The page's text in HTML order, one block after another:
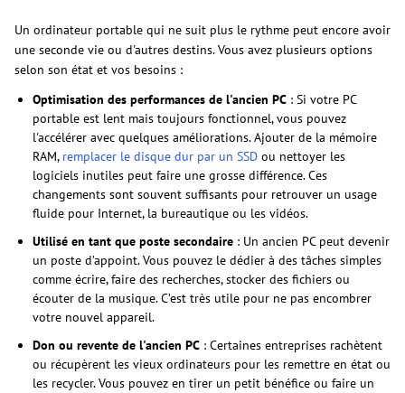
Un ordinateur portable qui ne suit plus le rythme peut encore avoir
une seconde vie ou d'autres destins. Vous avez plusieurs options
selon son état et vos besoins :
Optimisation des performances de l'ancien PC : Si votre PC
portable est lent mais toujours fonctionnel, vous pouvez
l'accélérer avec quelques améliorations. Ajouter de la mémoire
RAM, remplacer le disque dur par un SSD ou nettoyer les
logiciels inutiles peut faire une grosse différence. Ces
changements sont souvent suffisants pour retrouver un usage
fluide pour Internet, la bureautique ou les vidéos.
Utilisé en tant que poste secondaire : Un ancien PC peut devenir
un poste d’appoint. Vous pouvez le dédier à des tâches simples
comme écrire, faire des recherches, stocker des fichiers ou
écouter de la musique. C’est très utile pour ne pas encombrer
votre nouvel appareil.
Don ou revente de l'ancien PC : Certaines entreprises rachètent
ou récupèrent les vieux ordinateurs pour les remettre en état ou
les recycler. Vous pouvez en tirer un petit bénéfice ou faire un